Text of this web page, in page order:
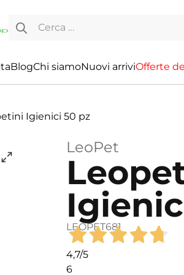
Ricerca per:
BlogChi siamoNuovi arriviOfferte de
Igienici 50 pz
LeoPet
LEOPET681
4,7/5
6